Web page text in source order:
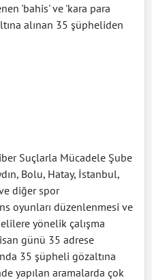
'bahis' ve 'kara para
alınan 35 şüpheliden
Suçlarla Mücadele Şube
Bolu, Hatay, İstanbul,
diğer spor
oyunları düzenlenmesi ve
yönelik çalışma
günü 35 adrese
35 şüpheli gözaltına
yapılan aramalarda çok